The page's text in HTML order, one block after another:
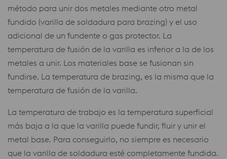
método para unir dos metales mediante otro metal
fundido (varilla de soldadura para brazing) y el uso
adicional de un fundente o gas protector. La
temperatura de fusión de la varilla es inferior a la de los
metales a unir. Los materiales base se fusionan sin
fundirse. La temperatura de brazing, es la misma que la
temperatura de fusión de la varilla.
La temperatura de trabajo es la temperatura superficial
más baja a la que la varilla puede fundir, fluir y unir el
metal base. Para conseguirlo, no siempre es necesario
que la varilla de soldadura esté completamente fundida.